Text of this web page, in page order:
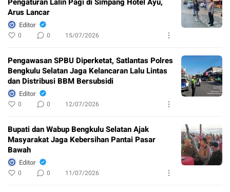
Arus Lancar
Editor
0 0 15/07/2026
Pengawasan SPBU Diperketat, Satlantas Polres
Bengkulu Selatan Jaga Kelancaran Lalu Lintas
dan Distribusi BBM Bersubsidi
Editor
0 0 12/07/2026
Bupati dan Wabup Bengkulu Selatan Ajak
Masyarakat Jaga Kebersihan Pantai Pasar
Bawah
Editor
0 0 11/07/2026